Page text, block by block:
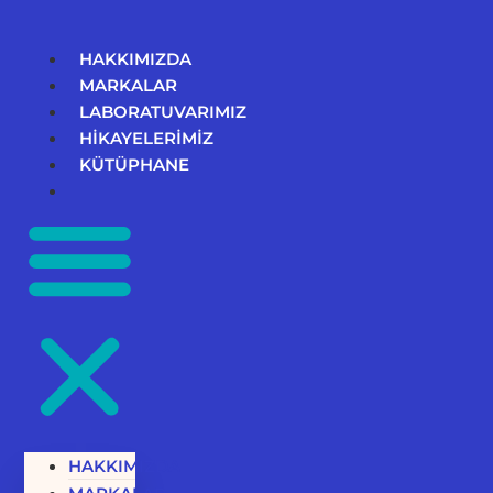
HAKKIMIZDA
MARKALAR
LABORATUVARIMIZ
HİKAYELERİMİZ
KÜTÜPHANE
HAKKIMIZDA